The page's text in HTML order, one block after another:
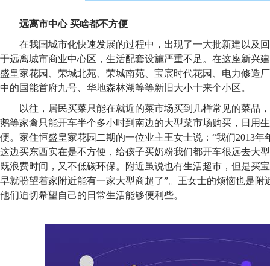
远离市中心 买啥都不方便
在我国城市化快速发展的过程中，出现了一大批新建以及
于远离城市商业中心区，生活配套设施严重不足。在这座新兴
盛皇家花园、荣城北苑、荣城南苑、宝宸时代花园、电力修造
中的国能首府九号、华地森林湖等等新旧大小十来个小区。
以往，居民买菜只能在就近的菜市场买到几样常见的菜品
鹅等家禽只能开车半个多小时到南边的大型菜市场购买，日用
便。家住恒盛皇家花园二期的一位业主王女士说：“我们2013年
这边买东西实在是不方便，给孩子买奶粉我们都开车很远去大
既浪费时间，又不低碳环保。附近虽说也有生活超市，但是买
早就盼望着家附近能有一家大型商超了”。王女士的烦恼也是附
他们迫切希望自己的日常生活能够便利些。